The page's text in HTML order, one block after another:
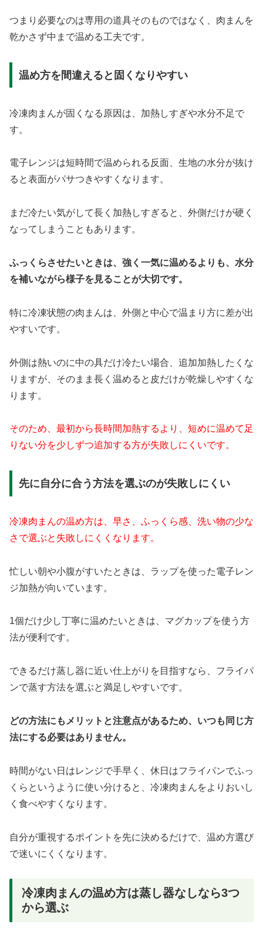
つまり必要なのは専用の道具そのものではなく、肉まんを
乾かさず中まで温める工夫です。
温め方を間違えると固くなりやすい
冷凍肉まんが固くなる原因は、加熱しすぎや水分不足で
す。
電子レンジは短時間で温められる反面、生地の水分が抜け
ると表面がパサつきやすくなります。
まだ冷たい気がして長く加熱しすぎると、外側だけが硬く
なってしまうこともあります。
ふっくらさせたいときは、強く一気に温めるよりも、水分
を補いながら様子を見ることが大切です。
特に冷凍状態の肉まんは、外側と中心で温まり方に差が出
やすいです。
外側は熱いのに中の具だけ冷たい場合、追加加熱したくな
りますが、そのまま長く温めると皮だけが乾燥しやすくな
ります。
そのため、最初から長時間加熱するより、短めに温めて足
りない分を少しずつ追加する方が失敗しにくいです。
先に自分に合う方法を選ぶのが失敗しにくい
冷凍肉まんの温め方は、早さ、ふっくら感、洗い物の少な
さで選ぶと失敗しにくくなります。
忙しい朝や小腹がすいたときは、ラップを使った電子レン
ジ加熱が向いています。
1個だけ少し丁寧に温めたいときは、マグカップを使う方
法が便利です。
できるだけ蒸し器に近い仕上がりを目指すなら、フライパ
ンで蒸す方法を選ぶと満足しやすいです。
どの方法にもメリットと注意点があるため、いつも同じ方
法にする必要はありません。
時間がない日はレンジで手早く、休日はフライパンでふっ
くらというように使い分けると、冷凍肉まんをよりおいし
く食べやすくなります。
自分が重視するポイントを先に決めるだけで、温め方選び
で迷いにくくなります。
冷凍肉まんの温め方は蒸し器なしなら3つ
から選ぶ